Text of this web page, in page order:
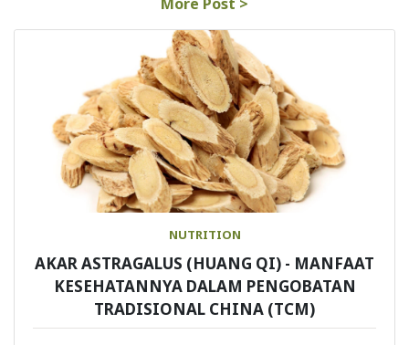
NUTRITION
AKAR ASTRAGALUS (HUANG QI) - MANFAAT
KESEHATANNYA DALAM PENGOBATAN
TRADISIONAL CHINA (TCM)